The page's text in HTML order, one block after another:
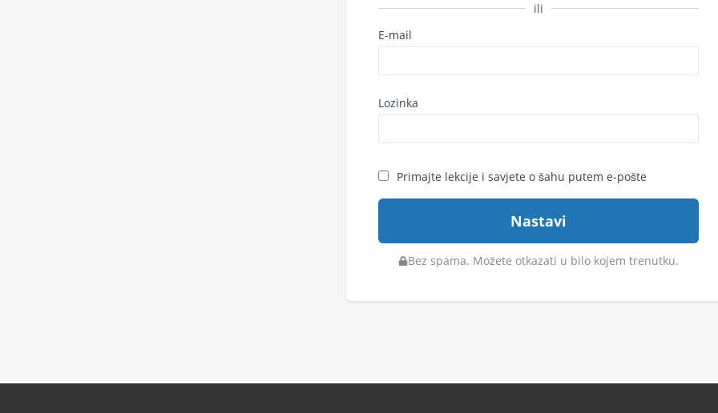
ili
E-mail
Lozinka
Primajte lekcije i savjete o šahu putem e‑pošte
Nastavi
Bez spama. Možete otkazati u bilo kojem trenutku.